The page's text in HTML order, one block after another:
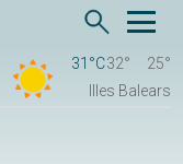
31°C32°
25°
Illes Balears